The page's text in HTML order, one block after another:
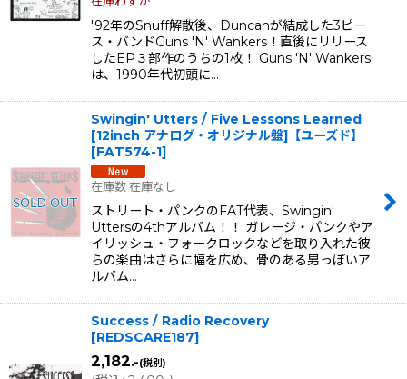
'92年のSnuff解散後、Duncanが結成した3ピー
ス・バンドGuns 'N' Wankers！直後にリリース
したEP３部作のうちの1枚！ Guns 'N' Wankers
は、1990年代初頭に…
Swingin' Utters / Five Lessons Learned
[12inch アナログ・オリジナル盤]【ユーズド】
[FAT574-1]
在庫数 在庫なし
ストリート・パンクのFAT代表、Swingin'
Uttersの4thアルバム！！ ガレージ・パンクやア
イリッシュ・フォークロックなどを取り入れた彼
らの楽曲はさらに幅を広め、骨のある男っぽいア
ルバム…
Success / Radio Recovery
[REDSCARE187]
2,182.-(税別)